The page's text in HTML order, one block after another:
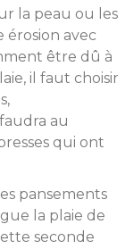
la peau ou les
érosion avec
être dû à
il faut choisir
au
qui ont
pansements
la plaie de
seconde